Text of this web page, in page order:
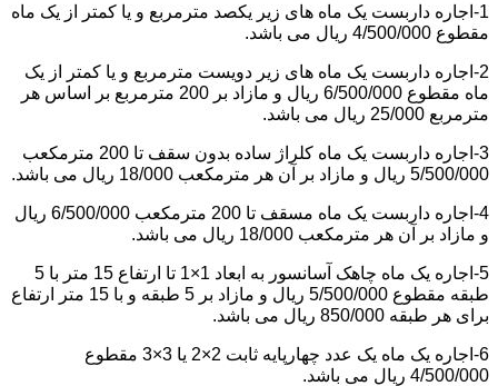
1-اجاره داربست یک ماه های زیر یکصد مترمربع و یا کمتر از یک ماه
مقطوع 4/500/000 ریال می باشد.
2-اجاره داربست یک ماه های زیر دویست مترمربع و یا کمتر از یک
ماه مقطوع 6/500/000 ریال و مازاد بر 200 مترمربع بر اساس هر
مترمربع 25/000 ریال می باشد.
3-اجاره داربست یک ماه کلراژ ساده بدون سقف تا 200 مترمکعب
5/500/000 ریال و مازاد بر آن هر مترمکعب 18/000 ریال می باشد.
4-اجاره داربست یک ماه مسقف تا 200 مترمکعب 6/500/000 ریال
و مازاد بر آن هر مترمکعب 18/000 ریال می باشد.
5-اجاره یک ماه چاهک آسانسور به ابعاد 1×1 تا ارتفاع 15 متر با 5
طبقه مقطوع 5/500/000 ریال و مازاد بر 5 طبقه و با 15 متر ارتفاع
برای هر طبقه 850/000 ریال می باشد.
6-اجاره یک ماه یک عدد چهارپایه ثابت 2×2 یا 3×3 مقطوع
4/500/000 ریال می باشد.